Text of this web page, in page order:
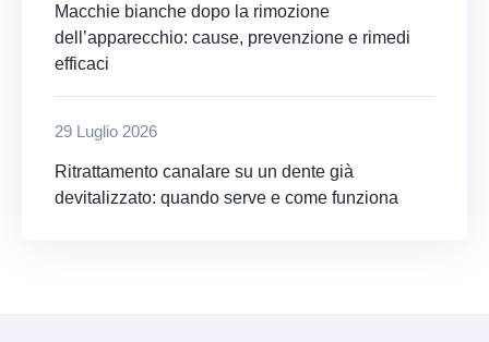
Macchie bianche dopo la rimozione
dell’apparecchio: cause, prevenzione e rimedi
efficaci
29 Luglio 2026
Ritrattamento canalare su un dente già
devitalizzato: quando serve e come funziona